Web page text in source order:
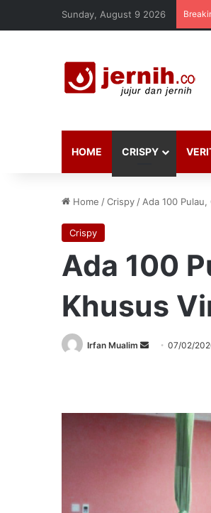
Sunday, August 9 2026
HOME CRISPY
Home /Crispy / Ada 100
Crispy
Ada 100
Khusus
Irfan Mualim
Send07/02/